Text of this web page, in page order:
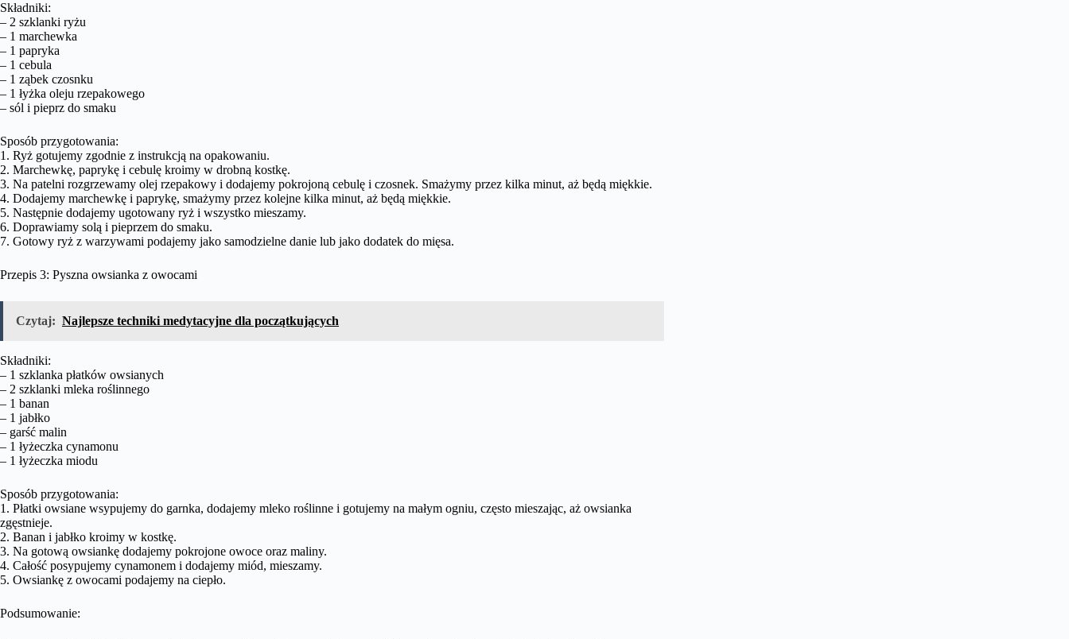
Składniki:
– 2 szklanki ryżu
– 1 marchewka
– 1 papryka
– 1 cebula
– 1 ząbek czosnku
– 1 łyżka oleju rzepakowego
– sól i pieprz do smaku
Sposób przygotowania:
1. Ryż gotujemy zgodnie z instrukcją na opakowaniu.
2. Marchewkę, paprykę i cebulę kroimy w drobną kostkę.
3. Na patelni rozgrzewamy olej rzepakowy i dodajemy pokrojoną cebulę i czosnek. Smażymy przez kilka minut, aż będą miękkie.
4. Dodajemy marchewkę i paprykę, smażymy przez kolejne kilka minut, aż będą miękkie.
5. Następnie dodajemy ugotowany ryż i wszystko mieszamy.
6. Doprawiamy solą i pieprzem do smaku.
7. Gotowy ryż z warzywami podajemy jako samodzielne danie lub jako dodatek do mięsa.
Przepis 3: Pyszna owsianka z owocami
Czytaj: Najlepsze techniki medytacyjne dla początkujących
Składniki:
– 1 szklanka płatków owsianych
– 2 szklanki mleka roślinnego
– 1 banan
– 1 jabłko
– garść malin
– 1 łyżeczka cynamonu
– 1 łyżeczka miodu
Sposób przygotowania:
1. Płatki owsiane wsypujemy do garnka, dodajemy mleko roślinne i gotujemy na małym ogniu, często mieszając, aż owsianka
zgęstnieje.
2. Banan i jabłko kroimy w kostkę.
3. Na gotową owsiankę dodajemy pokrojone owoce oraz maliny.
4. Całość posypujemy cynamonem i dodajemy miód, mieszamy.
5. Owsiankę z owocami podajemy na ciepło.
Podsumowanie: